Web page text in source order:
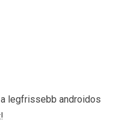
legfrissebb androidos